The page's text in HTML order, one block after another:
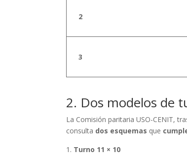
2
3
2. Dos modelos de
La Comisión paritaria USO-CENIT,
consulta dos esquemas que
Turno 11 × 10